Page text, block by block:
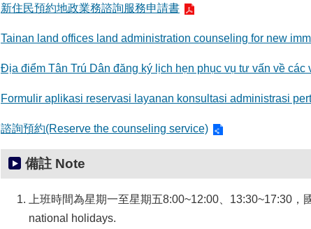
新住民預約地政業務諮詢服務申請書
Tainan land offices land administration counseling for new
Địa điểm Tân Trú Dân đăng ký lịch hẹn phục vụ tư vấn về
Formulir aplikasi reservasi layanan konsultasi administrasi
諮詢預約(Reserve the counseling service)
備註 Note
上班時間為星期一至星期五8:00~12:00、13:30~17:30
national holidays.